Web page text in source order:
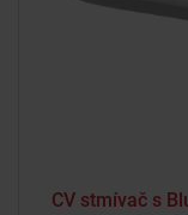
CV stmívač s